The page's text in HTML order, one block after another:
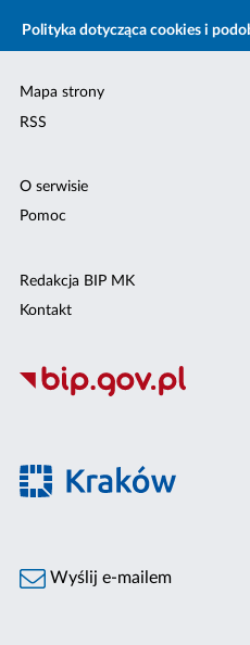
Polityka dotycząca cookies i
Mapa strony
RSS
O serwisie
Pomoc
Redakcja BIP MK
Kontakt
Wyślij e-mailem